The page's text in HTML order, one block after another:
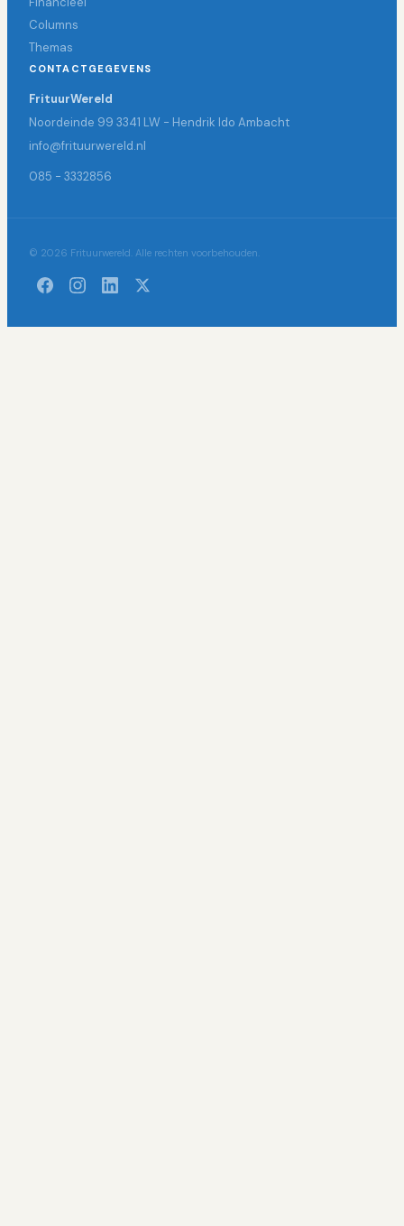
Columns
Themas
CONTACTGEGEVENS
FrituurWereld
Noordeinde 99 3341 LW - Hendrik Ido Ambacht
info@frituurwereld.nl
085 - 3332856
© 2026 Frituurwereld. Alle rechten voorbehouden.